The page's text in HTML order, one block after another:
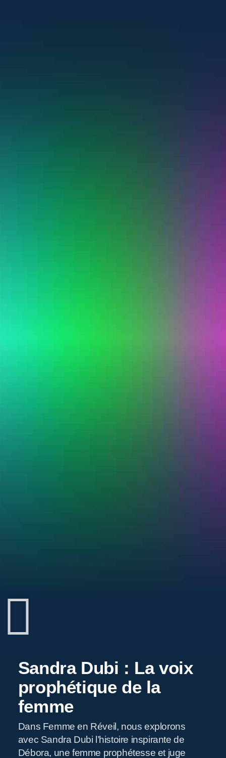
Sandra Dubi : La voix
prophétique de la
femme
Dans Femme en Réveil, nous explorons
avec Sandra Dubi l’histoire inspirante de
Débora, une femme prophétesse et juge